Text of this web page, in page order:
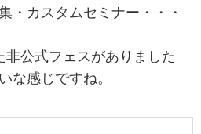
・カスタムセミナー・・・
非公式フェスがありました
な感じですね。